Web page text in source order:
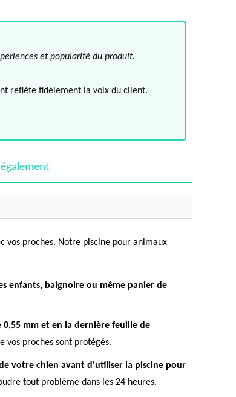
et popularité du produit.
reflète fidèlement la voix du client.
vos proches. Notre piscine pour animaux
enfants, baignoire ou même panier de
0,55 mm et en la dernière feuille de
vos proches sont protégés.
votre chien avant d'utiliser la piscine pour
tout problème dans les 24 heures.